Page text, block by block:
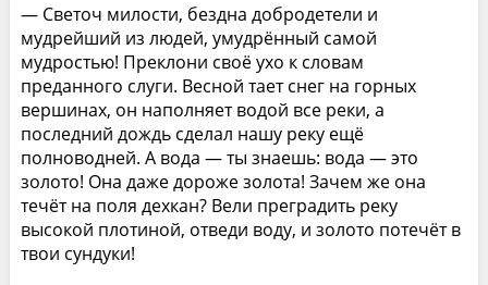
— Светоч милости, бездна добродетели и
мудрейший из людей, умудрённый самой
мудростью! Преклони своё ухо к словам
преданного слуги. Весной тает снег на горных
вершинах, он наполняет водой все реки, а
последний дождь сделал нашу реку ещё
полноводней. А вода — ты знаешь: вода — это
золото! Она даже дороже золота! Зачем же она
течёт на поля дехкан? Вели преградить реку
высокой плотиной, отведи воду, и золото потечёт в
твои сундуки!